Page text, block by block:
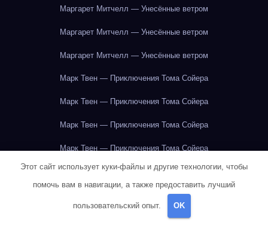
Маргарет Митчелл — Унесённые ветром
Маргарет Митчелл — Унесённые ветром
Маргарет Митчелл — Унесённые ветром
Марк Твен — Приключения Тома Сойера
Марк Твен — Приключения Тома Сойера
Марк Твен — Приключения Тома Сойера
Марк Твен — Приключения Тома Сойера
Марк Твен — Приключения Тома Сойера
Марк Твен — Приключения Тома Сойера
Марк Твен — Приключения Тома Сойера
Этот сайт использует куки-файлы и другие технологии, чтобы
помочь вам в навигации, а также предоставить лучший
пользовательский опыт. OK